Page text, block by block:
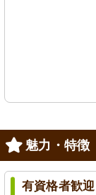
魅力・特徴
有資格者歓